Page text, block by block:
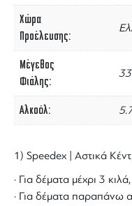
Χώρα
Προέλευσης
Μέγεθος
Φιάλης
Αλκοόλ
1) Speedex | Αστικά
· Για δέματα μέχρι 3
· Για δέματα παραπάνω